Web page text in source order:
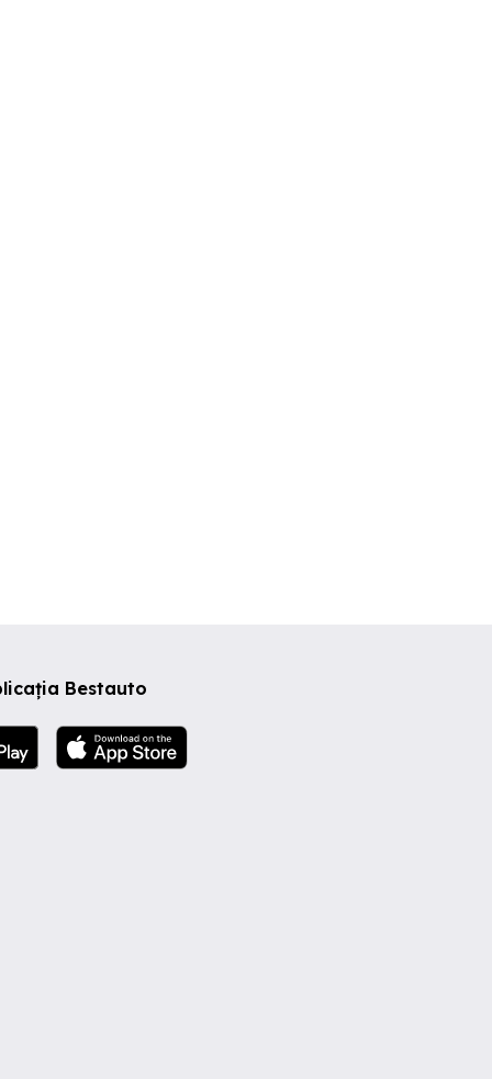
Bestauto